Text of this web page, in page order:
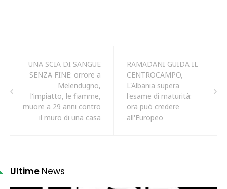
UNA SCIA DI SANGUE
SENZA FINE: orrore a
Melendugno,
l'impiatto, le fiamme,
muore a 29 anni contro
il muro di una casa
RAMADANI GUIDA IL
CENTROCAMPO,
L'Albania supera
l'esame di maturità:
ora può credere
all'Europeo
Ultime News